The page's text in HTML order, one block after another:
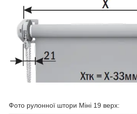
Фото рулонної штори Міні 19 верх: